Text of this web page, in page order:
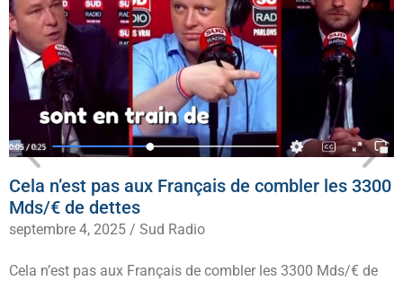
Cela n’est pas aux Français de combler les 3300
Mds/€ de dettes
septembre 4, 2025 / Sud Radio
Cela n’est pas aux Français de combler les 3300 Mds/€ de